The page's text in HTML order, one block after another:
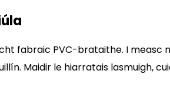
fabraic PVC-brataithe. I
Maidir le hiarratais lasmuigh,